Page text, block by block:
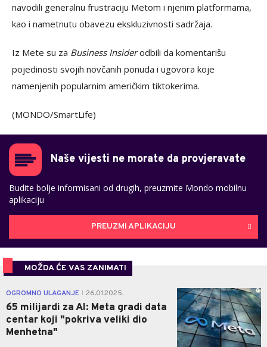
navodili generalnu frustraciju Metom i njenim platformama,
kao i nametnutu obavezu ekskluzivnosti sadržaja.
Iz Mete su za Business Insiderodbili da komentarišu
pojedinosti svojih novčanih ponuda i ugovora koje
namenjenih popularnim američkim tiktokerima.
(MONDO/SmartLife)
Naše vijesti ne morate da provjeravate
Budite bolje informisani od drugih, preuzmite Mondo mobilnu
aplikaciju
PREUZMI APLIKACIJU
MOŽDA ĆE VAS ZANIMATI
OGROMNO ULAGANJE 26.01.2025.
65 milijardi za AI: Meta gradi data
centar koji "pokriva veliki dio
Menhetna"
0